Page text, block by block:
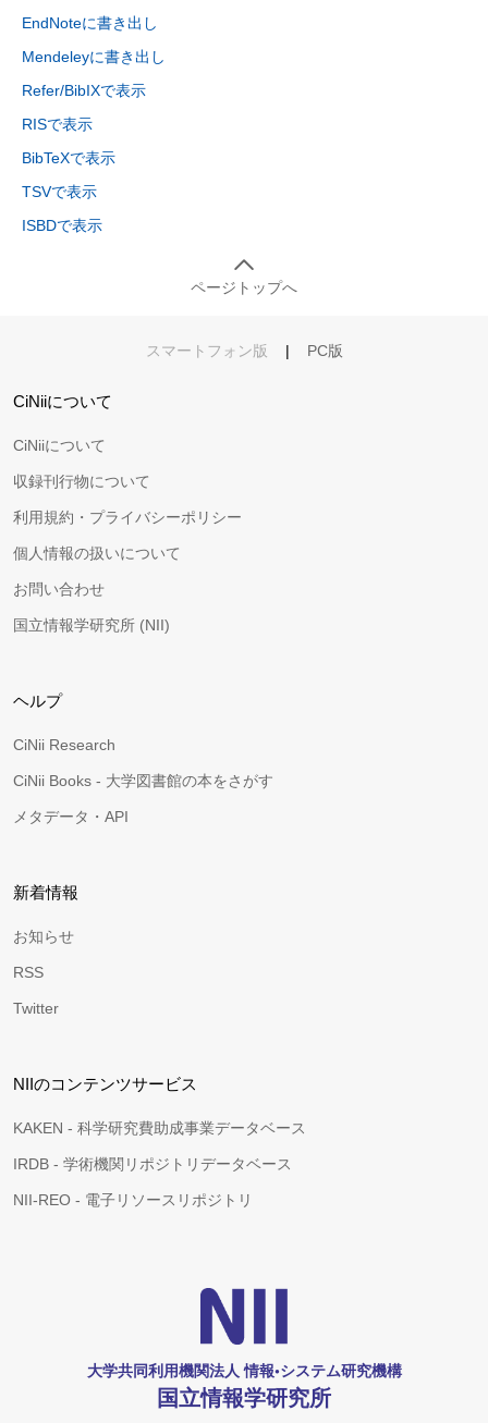
EndNoteに書き出し
Mendeleyに書き出し
Refer/BibIXで表示
RISで表示
BibTeXで表示
TSVで表示
ISBDで表示
ページトップへ
スマートフォン版 | PC版
CiNiiについて
CiNiiについて
収録刊行物について
利用規約・プライバシーポリシー
個人情報の扱いについて
お問い合わせ
国立情報学研究所 (NII)
ヘルプ
CiNii Research
CiNii Books - 大学図書館の本をさがす
メタデータ・API
新着情報
お知らせ
RSS
Twitter
NIIのコンテンツサービス
KAKEN - 科学研究費助成事業データベース
IRDB - 学術機関リポジトリデータベース
NII-REO - 電子リソースリポジトリ
大学共同利用機関法人 情報•システム研究機構
国立情報学研究所